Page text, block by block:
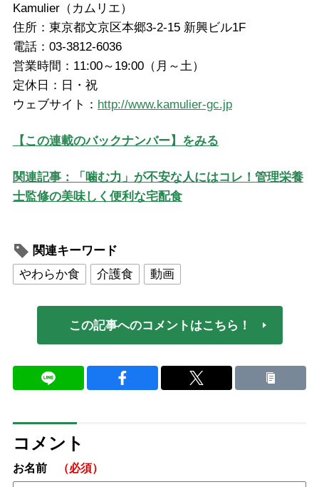
Kamulier（カムリエ）
住所：東京都文京区本郷3-2-15 新興ビル1F
電話：03-3812-6036
営業時間：11:00～19:00（月～土）
定休日：日・祝
ウェブサイト： http://www.kamulier-gc.jp
【この連載のバックナンバー】 をみる
関連記事：「噛む力」が不安な人にはコレ！管理栄養
士監修の美味しく便利な宅配食
関連キーワード
やわらか食
介護食 動画
この記事へのコメントはこちら！
コメント
お名前 （必須）